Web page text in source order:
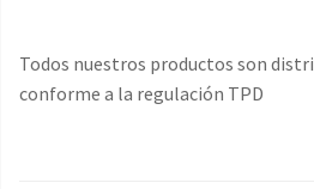
Todos nuestros productos son
conforme a la regulación TPD